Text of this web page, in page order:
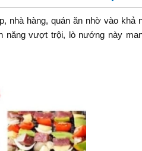
nhà hàng, quán ăn nhờ vào khả
năng vượt trội, lò nướng này